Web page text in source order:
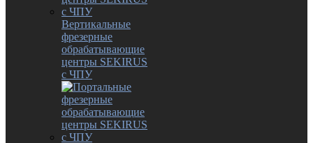
Вертикальные
фрезерные
обрабатывающие
центры SEKIRUS
с ЧПУ